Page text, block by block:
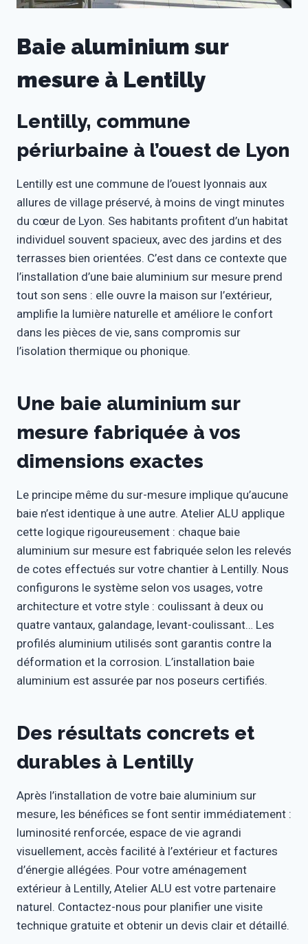
Baie aluminium sur
mesure à Lentilly
Lentilly, commune
périurbaine à l’ouest de Lyon
Lentilly est une commune de l’ouest lyonnais aux
allures de village préservé, à moins de vingt minutes
du cœur de Lyon. Ses habitants profitent d’un habitat
individuel souvent spacieux, avec des jardins et des
terrasses bien orientées. C’est dans ce contexte que
l’installation d’une baie aluminium sur mesure prend
tout son sens : elle ouvre la maison sur l’extérieur,
amplifie la lumière naturelle et améliore le confort
dans les pièces de vie, sans compromis sur
l’isolation thermique ou phonique.
Une baie aluminium sur
mesure fabriquée à vos
dimensions exactes
Le principe même du sur-mesure implique qu’aucune
baie n’est identique à une autre. Atelier ALU applique
cette logique rigoureusement : chaque baie
aluminium sur mesure est fabriquée selon les relevés
de cotes effectués sur votre chantier à Lentilly. Nous
configurons le système selon vos usages, votre
architecture et votre style : coulissant à deux ou
quatre vantaux, galandage, levant-coulissant… Les
profilés aluminium utilisés sont garantis contre la
déformation et la corrosion. L’installation baie
aluminium est assurée par nos poseurs certifiés.
Des résultats concrets et
durables à Lentilly
Après l’installation de votre baie aluminium sur
mesure, les bénéfices se font sentir immédiatement :
luminosité renforcée, espace de vie agrandi
visuellement, accès facilité à l’extérieur et factures
d’énergie allégées. Pour votre aménagement
extérieur à Lentilly, Atelier ALU est votre partenaire
naturel. Contactez-nous pour planifier une visite
technique gratuite et obtenir un devis clair et détaillé.